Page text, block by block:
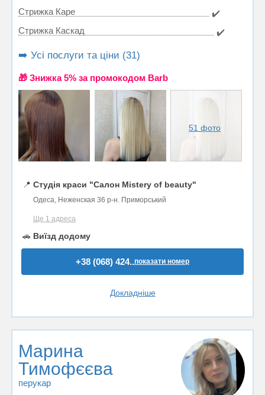
Стрижка Каре
✔️
Стрижка Каскад
✔️
➡️ Усі послуги та ціни (31)
🎁 Знижка 5% за промокодом Barb
51 фото
📍 Студія краси "Салон Mistery of beauty"
Одеса, Неженская 36 р-н. Приморський
Ще 1 адреса
🚗 Виїзд додому
+38 (068) 424..показати номер
Докладніше
Марина
Тимофєєва
перукар